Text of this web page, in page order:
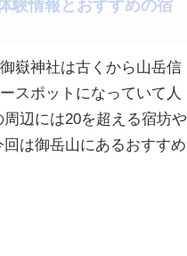
験情報とおすすめの宿
嶽神社は古くから山岳信
スポットになっていて人
辺には20を超える宿坊や
は御岳山にあるおすすめ